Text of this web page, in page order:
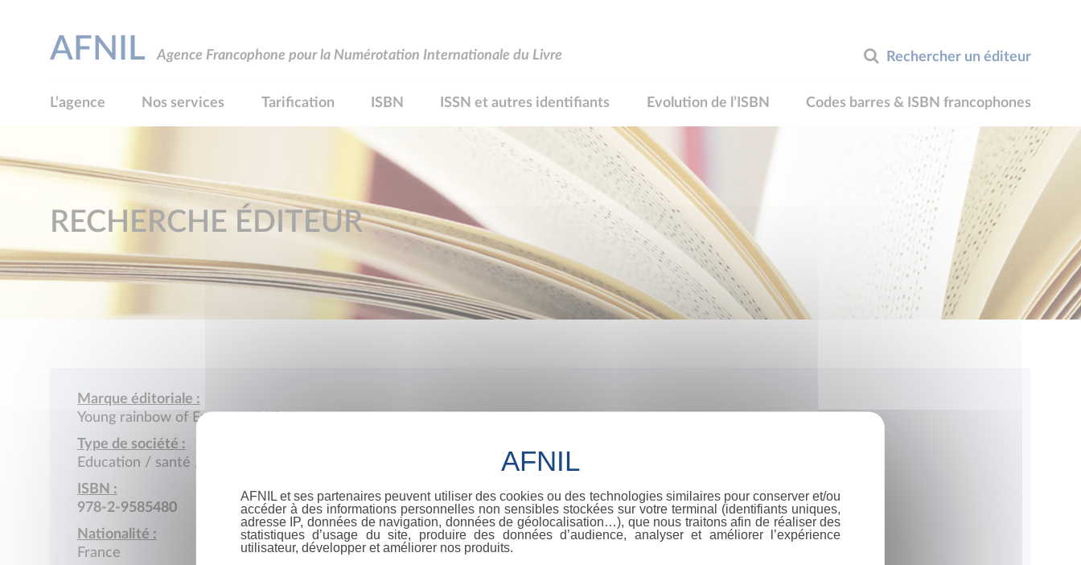
Rechercher un éditeur
AFNIL Agence Francophone pour la Numérotation Internationale du Livre
L’agence Nos services Tarification ISBN ISSN et autres identifiants Evolution de l’ISBN Codes barres & ISBN francophones
RECHERCHE ÉDITEUR
Marque éditoriale :
Young rainbow of European Union
Type de société :
Education / santé / action sociale
ISBN :
978-2-9585480
Nationalité :
France
AFNIL et ses partenaires peuvent utiliser des cookies ou des technologies similaires pour conserver et/ou
accéder à des informations personnelles non sensibles stockées sur votre terminal (identifiants uniques,
adresse IP, données de navigation, données de géolocalisation…), que nous traitons afin de réaliser des
statistiques d’usage du site, produire des données d’audience, analyser et améliorer l’expérience
utilisateur, développer et améliorer nos produits.